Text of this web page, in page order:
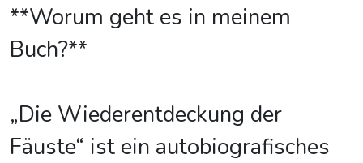
**Worum geht es in meinem
Buch?**
„Die Wiederentdeckung der
Fäuste“ ist ein autobiografisches